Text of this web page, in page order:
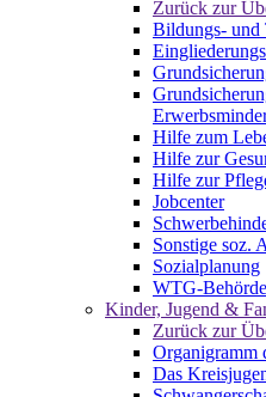
Zurück zur
Bildungs- und
Hilfe zum
Hilfe zur
Hilfe zur
Jobcenter
Sonstige soz.
Sozialplanung
WTG-
Kinder, Jugend &
Zurück zur
Organigramm
Das